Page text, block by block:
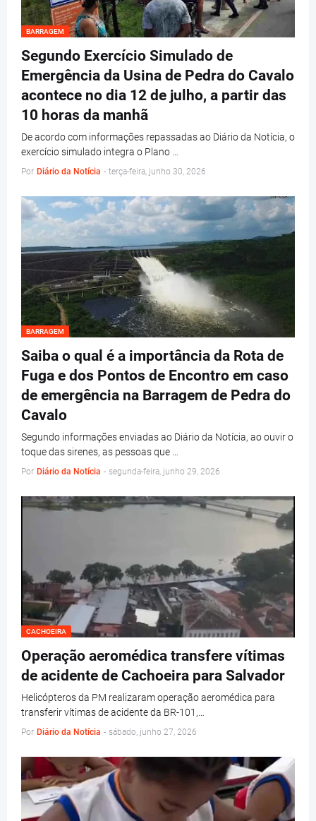
BARRAGEM
Segundo Exercício Simulado de
Emergência da Usina de Pedra do Cavalo
acontece no dia 12 de julho, a partir das
10 horas da manhã
De acordo com informações repassadas ao Diário da Notícia, o
exercício simulado integra o Plano …
Por Diário da Notícia - terça-feira, junho 30, 2026
BARRAGEM
Saiba o qual é a importância da Rota de
Fuga e dos Pontos de Encontro em caso
de emergência na Barragem de Pedra do
Cavalo
Segundo informações enviadas ao Diário da Notícia, ao ouvir o
toque das sirenes, as pessoas que …
Por Diário da Notícia - segunda-feira, junho 29, 2026
CACHOEIRA
Operação aeromédica transfere vítimas
de acidente de Cachoeira para Salvador
Helicópteros da PM realizaram operação aeromédica para
transferir vítimas de acidente da BR-101,…
Por Diário da Notícia - sábado, junho 27, 2026